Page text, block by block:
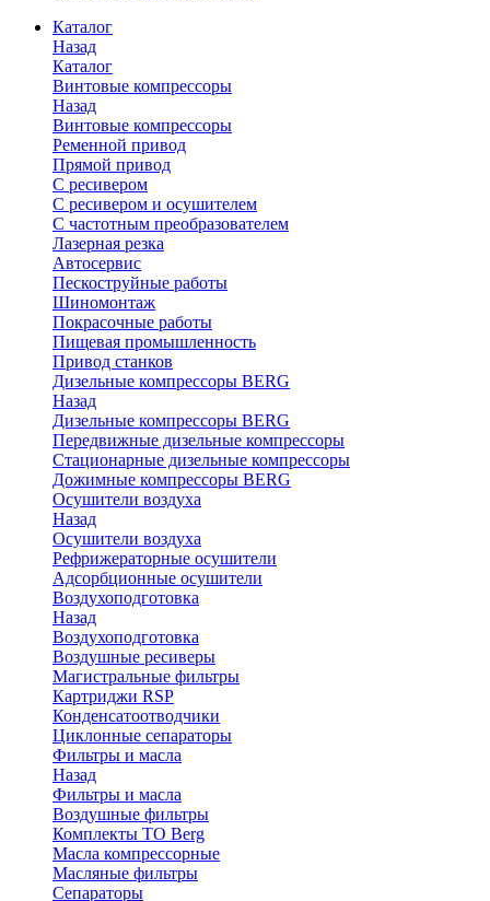
Каталог
Назад
Каталог
Винтовые компрессоры
Назад
Винтовые компрессоры
Ременной привод
Прямой привод
С ресивером
С ресивером и осушителем
С частотным преобразователем
Лазерная резка
Автосервис
Пескоструйные работы
Шиномонтаж
Покрасочные работы
Пищевая промышленность
Привод станков
Дизельные компрессоры BERG
Назад
Дизельные компрессоры BERG
Передвижные дизельные компрессоры
Стационарные дизельные компрессоры
Дожимные компрессоры BERG
Осушители воздуха
Назад
Осушители воздуха
Рефрижераторные осушители
Адсорбционные осушители
Воздухоподготовка
Назад
Воздухоподготовка
Воздушные ресиверы
Магистральные фильтры
Картриджи RSP
Конденсатоотводчики
Циклонные сепараторы
Фильтры и масла
Назад
Фильтры и масла
Воздушные фильтры
Комплекты ТО Berg
Масла компрессорные
Масляные фильтры
Сепараторы